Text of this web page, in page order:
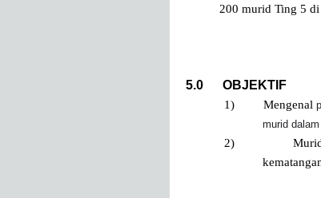
200 murid Ting 5
5.0
OBJEKTIF
1)
Mengenal
murid
2)